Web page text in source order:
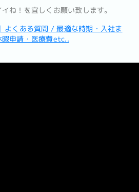
ね！を宜しくお願い致します。
よくある質問 / 最適な時期・入社ま
申請・医療費etc..